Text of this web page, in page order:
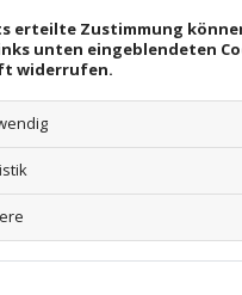
erteilte Zustimmung
unten eingeblendeten
widerrufen.